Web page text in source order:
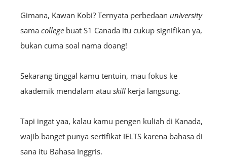
Gimana, Kawan Kobi? Ternyata perbedaan university
sama college buat S1 Canada itu cukup signifikan ya,
bukan cuma soal nama doang!
Sekarang tinggal kamu tentuin, mau fokus ke
akademik mendalam atau skill kerja langsung.
Tapi ingat yaa, kalau kamu pengen kuliah di Kanada,
wajib banget punya sertifikat IELTS karena bahasa di
sana itu Bahasa Inggris.